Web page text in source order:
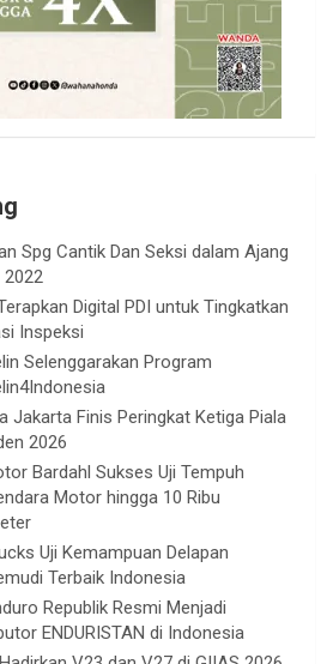
Spg Cantik Dan Seksi dalam Ajang
2022
Digital PDI untuk Tingkatkan
Inspeksi
Selenggarakan Program
Jakarta Finis Peringkat Ketiga Piala
2026
Bardahl Sukses Uji Tempuh
Motor hingga 10 Ribu
Uji Kemampuan Delapan
Terbaik Indonesia
Republik Resmi Menjadi
ENDURISTAN di Indonesia